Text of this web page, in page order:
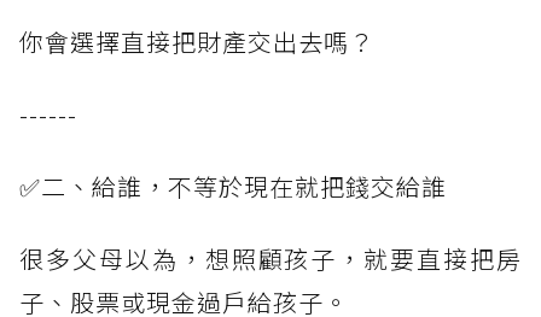
你會選擇直接把財產交出去嗎？
------
✅二、給誰，不等於現在就把錢交給誰
很多父母以為，想照顧孩子，就要直接把房
子、股票或現金過戶給孩子。